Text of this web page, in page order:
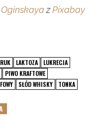
zPixabay
LAKTOZA
LUKRECJA
PIWO KRAFTOWE
SŁÓD WHISKY
TONKA